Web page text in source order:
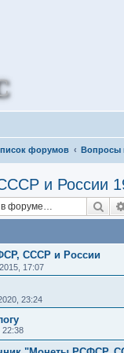
форумов Вопросы
и России
СССР и России
17:07
23:24
22:38